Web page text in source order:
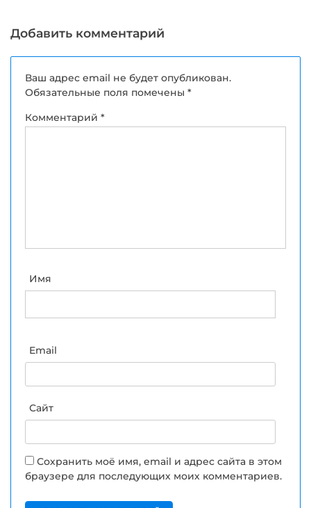
Добавить комментарий
Ваш адрес email не будет опубликован.
Обязательные поля помечены *
Комментарий *
Имя
Email
Сайт
Сохранить моё имя, email и адрес сайта в этом
браузере для последующих моих комментариев.